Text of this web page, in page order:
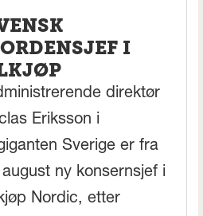
I
direktør
Eriksson i
Sverige er fra
ny konsernsjef i
Nordic, etter